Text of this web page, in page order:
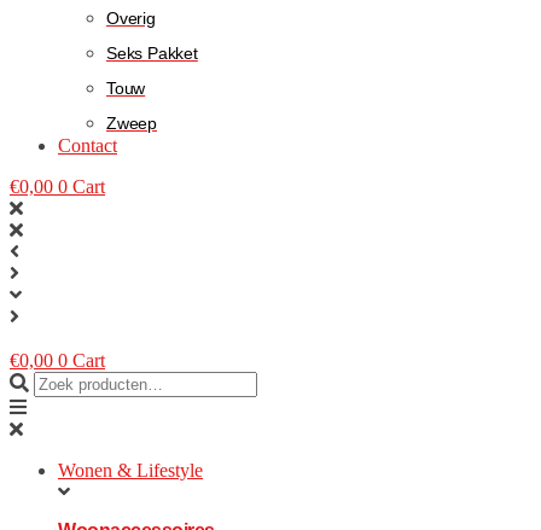
Overig
Seks Pakket
Touw
Zweep
Contact
€0,00 0 Cart
€0,00 0 Cart
Wonen & Lifestyle